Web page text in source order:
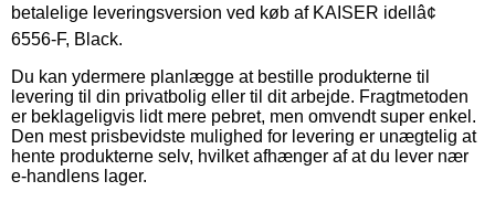
betalelige leveringsversion ved køb af KAISER idellâ¢
6556-F, Black.
Du kan ydermere planlægge at bestille produkterne til
levering til din privatbolig eller til dit arbejde. Fragtmetoden
er beklageligvis lidt mere pebret, men omvendt super enkel.
Den mest prisbevidste mulighed for levering er unægtelig at
hente produkterne selv, hvilket afhænger af at du lever nær
e-handlens lager.